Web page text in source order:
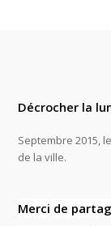
Décrocher la
Septembre 2015,
de la ville.
Merci de